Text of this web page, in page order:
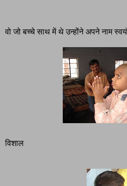
वो जो बच्चे साथ में थे उन्होंने अपने नाम
विशाल